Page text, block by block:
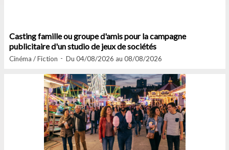
Casting famille ou groupe d'amis pour la campagne
publicitaire d'un studio de jeux de sociétés
Cinéma / Fiction Du 04/08/2026 au 08/08/2026